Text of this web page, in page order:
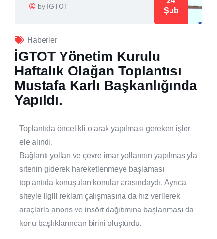
by İGTOT
Şub
Haberler
İGTOT Yönetim Kurulu
Haftalık Olağan Toplantısı
Mustafa Karlı Başkanlığında
Yapıldı.
Toplantıda öncelikli olarak yapılması gereken işler
ele alındı.
Bağlantı yolları ve çevre imar yollarının yapılmasıyla
sitenin giderek hareketlenmeye başlaması
toplantıda konuşulan konular arasındaydı. Ayrıca
siteyle ilgili reklam çalışmasına da hız verilerek
araçlarla anons ve insört dağıtımına başlanması da
konu başlıklarından birini oluşturdu.